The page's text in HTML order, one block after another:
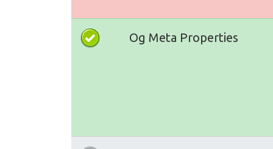
Og Meta Properties